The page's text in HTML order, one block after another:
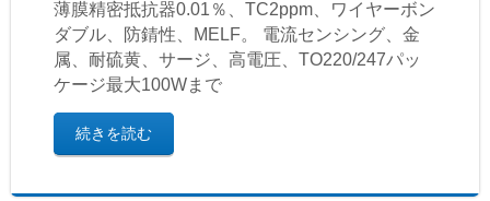
薄膜精密抵抗器0.01％、TC2ppm、ワイヤーボン
ダブル、防錆性、MELF。 電流センシング、金
属、耐硫黄、サージ、高電圧、TO220/247パッ
ケージ最大100Wまで
続きを読む